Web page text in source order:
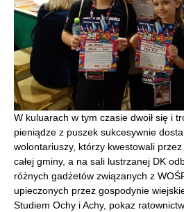
W kuluarach w tym czasie dwoił się i
pieniądze z puszek sukcesywnie
wolontariuszy, którzy kwestowali
całej gminy, a na sali lustrzanej DK
różnych gadżetów związanych z
upieczonych przez gospodynie
Studiem Ochy i Achy, pokaz